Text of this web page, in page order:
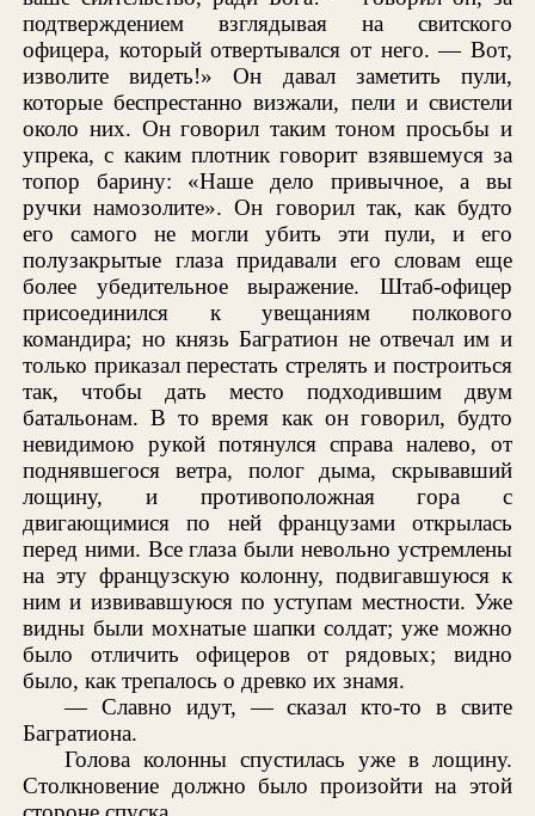
подтверждением взглядывая на свитского
офицера, который отвертывался от него. — Вот,
изволите видеть!» Он давал заметить пули,
которые беспрестанно визжали, пели и свистели
около них. Он говорил таким тоном просьбы и
упрека, с каким плотник говорит взявшемуся за
топор барину: «Наше дело привычное, а вы
ручки намозолите». Он говорил так, как будто
его самого не могли убить эти пули, и его
полузакрытые глаза придавали его словам еще
более убедительное выражение. Штаб-офицер
присоединился к увещаниям полкового
командира; но князь Багратион не отвечал им и
только приказал перестать стрелять и построиться
так, чтобы дать место подходившим двум
батальонам. В то время как он говорил, будто
невидимою рукой потянулся справа налево, от
поднявшегося ветра, полог дыма, скрывавший
лощину, и противоположная гора с
двигающимися по ней французами открылась
перед ними. Все глаза были невольно устремлены
на эту французскую колонну, подвигавшуюся к
ним и извивавшуюся по уступам местности. Уже
видны были мохнатые шапки солдат; уже можно
было отличить офицеров от рядовых; видно
было, как трепалось о древко их знамя.
— Славно идут, — сказал кто-то в свите
Багратиона.
Голова колонны спустилась уже в лощину.
Столкновение должно было произойти на этой